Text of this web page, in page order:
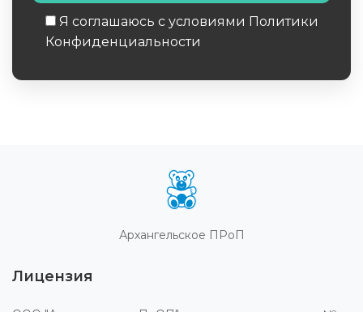
Я соглашаюсь с условиями Политики
Конфиденциальности
Архангельское ПРоП
Лицензия